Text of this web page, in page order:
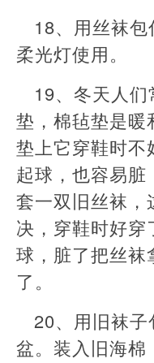
18、用丝袜
柔光灯使用。
19、冬天人
垫，棉毡垫是暖
垫上它穿鞋时不
起球，也容易脏
套一双旧丝袜，
决，穿鞋时好穿
球，脏了把丝袜
了。
20、用旧袜
盆。装入旧海棉